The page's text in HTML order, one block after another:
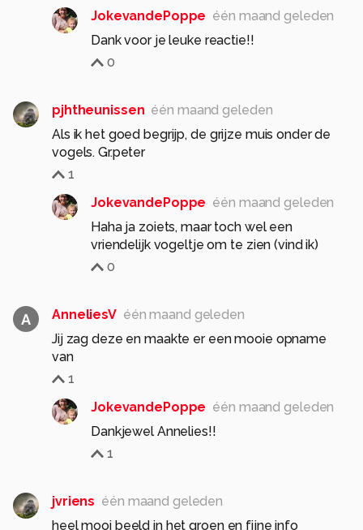
JokevandePoppe één maand geleden
Dank voor je leuke reactie!!
0
pjhtheunissen één maand geleden
Als ik het goed begrijp, de grijze muis onder de
vogels. Gr.peter
1
JokevandePoppe één maand geleden
Haha ja zoiets, maar toch wel een
vriendelijk vogeltje om te zien (vind ik)
0
A AnneliesV één maand geleden
Jij zag deze en maakte er een mooie opname
van
1
JokevandePoppe één maand geleden
Dankjewel Annelies!!
1
jvriens één maand geleden
heel mooi beeld in het groen en fijne info